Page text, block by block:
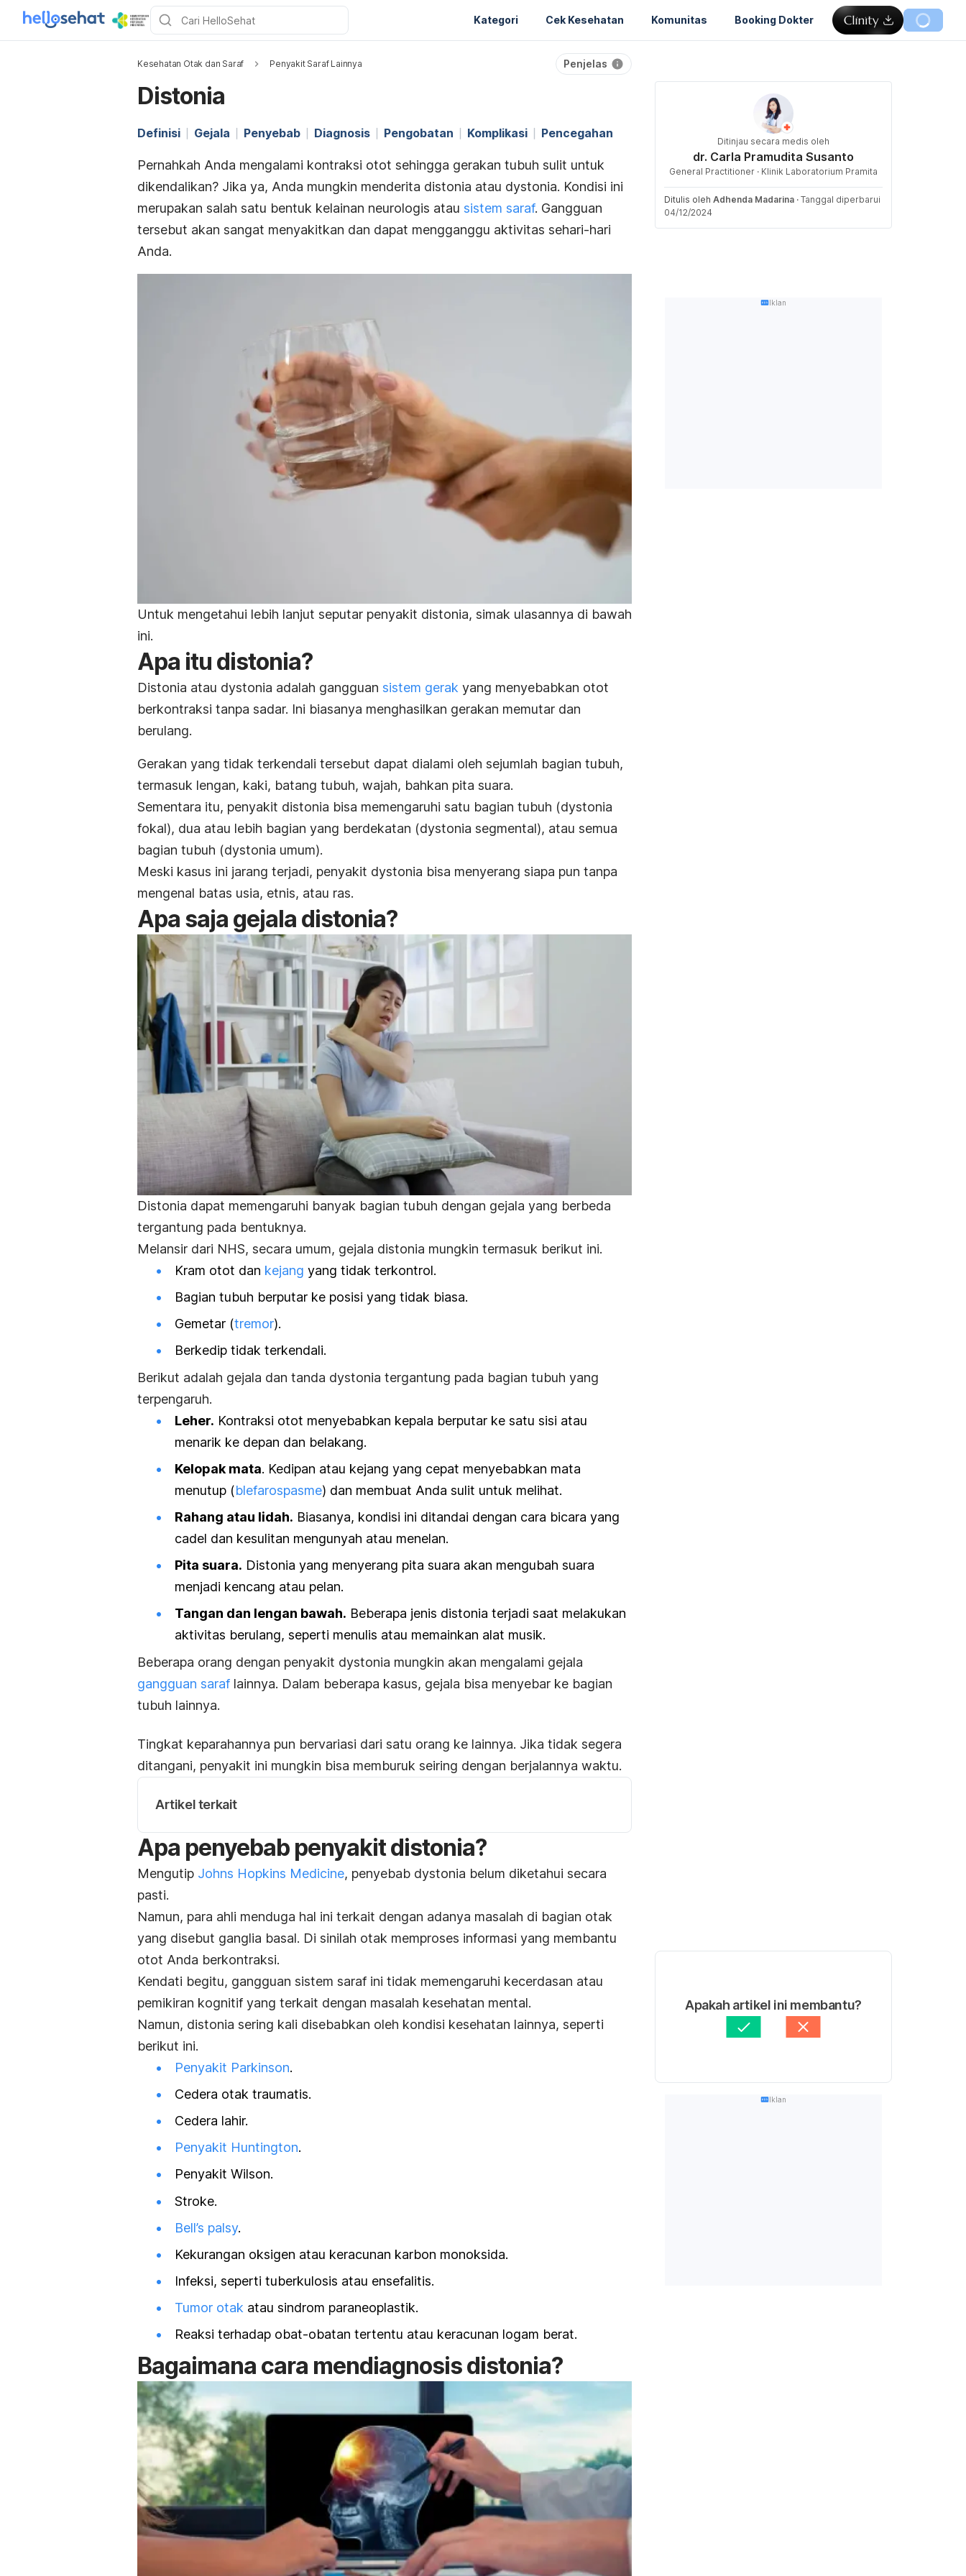
Kategori Cek Kesehatan Komunitas Booking Dokter
Kesehatan Otak dan Saraf Penyakit Saraf Lainnya Penjelas
Distonia
Definisi Gejala Penyebab Diagnosis Pengobatan Komplikasi Pencegahan
Pernahkah Anda mengalami kontraksi otot sehingga gerakan tubuh sulit untuk
dikendalikan? Jika ya, Anda mungkin menderita distonia atau dystonia. Kondisi ini
merupakan salah satu bentuk kelainan neurologis atau sistem saraf. Gangguan
tersebut akan sangat menyakitkan dan dapat mengganggu aktivitas sehari-hari
Anda.
Untuk mengetahui lebih lanjut seputar penyakit distonia, simak ulasannya di bawah
ini.
Apa itu distonia?
Distonia atau dystonia adalah gangguan sistem gerak yang menyebabkan otot
berkontraksi tanpa sadar. Ini biasanya menghasilkan gerakan memutar dan
berulang.
Gerakan yang tidak terkendali tersebut dapat dialami oleh sejumlah bagian tubuh,
termasuk lengan, kaki, batang tubuh, wajah, bahkan pita suara.
Sementara itu, penyakit distonia bisa memengaruhi satu bagian tubuh (dystonia
fokal), dua atau lebih bagian yang berdekatan (dystonia segmental), atau semua
bagian tubuh (dystonia umum).
Meski kasus ini jarang terjadi, penyakit dystonia bisa menyerang siapa pun tanpa
mengenal batas usia, etnis, atau ras.
Apa saja gejala distonia?
Distonia dapat memengaruhi banyak bagian tubuh dengan gejala yang berbeda
tergantung pada bentuknya.
Melansir dari NHS, secara umum, gejala distonia mungkin termasuk berikut ini.
Kram otot dan kejang yang tidak terkontrol.
Bagian tubuh berputar ke posisi yang tidak biasa.
Gemetar (tremor).
Berkedip tidak terkendali.
Berikut adalah gejala dan tanda dystonia tergantung pada bagian tubuh yang
terpengaruh.
Leher. Kontraksi otot menyebabkan kepala berputar ke satu sisi atau
menarik ke depan dan belakang.
Kelopak mata. Kedipan atau kejang yang cepat menyebabkan mata
menutup (blefarospasme) dan membuat Anda sulit untuk melihat.
Rahang atau lidah. Biasanya, kondisi ini ditandai dengan cara bicara yang
cadel dan kesulitan mengunyah atau menelan.
Pita suara. Distonia yang menyerang pita suara akan mengubah suara
menjadi kencang atau pelan.
Tangan dan lengan bawah. Beberapa jenis distonia terjadi saat melakukan
aktivitas berulang, seperti menulis atau memainkan alat musik.
Beberapa orang dengan penyakit dystonia mungkin akan mengalami gejala
gangguan saraf lainnya. Dalam beberapa kasus, gejala bisa menyebar ke bagian
tubuh lainnya.
Tingkat keparahannya pun bervariasi dari satu orang ke lainnya. Jika tidak segera
ditangani, penyakit ini mungkin bisa memburuk seiring dengan berjalannya waktu.
Artikel terkait
Apa penyebab penyakit distonia?
Mengutip Johns Hopkins Medicine, penyebab dystonia belum diketahui secara
pasti.
Namun, para ahli menduga hal ini terkait dengan adanya masalah di bagian otak
yang disebut ganglia basal. Di sinilah otak memproses informasi yang membantu
otot Anda berkontraksi.
Kendati begitu, gangguan sistem saraf ini tidak memengaruhi kecerdasan atau
pemikiran kognitif yang terkait dengan masalah kesehatan mental.
Namun, distonia sering kali disebabkan oleh kondisi kesehatan lainnya, seperti
berikut ini.
Penyakit Parkinson.
Cedera otak traumatis.
Cedera lahir.
Penyakit Huntington.
Penyakit Wilson.
Stroke.
Bell’s palsy.
Kekurangan oksigen atau keracunan karbon monoksida.
Infeksi, seperti tuberkulosis atau ensefalitis.
Tumor otak atau sindrom paraneoplastik.
Reaksi terhadap obat-obatan tertentu atau keracunan logam berat.
Bagaimana cara mendiagnosis distonia?
Ditinjau secara medis oleh
dr. Carla Pramudita Susanto
General Practitioner · Klinik Laboratorium Pramita
Ditulis oleh Adhenda Madarina · Tanggal diperbarui
04/12/2024
Iklan
Apakah artikel ini membantu?
Iklan